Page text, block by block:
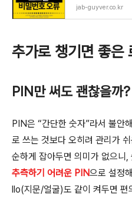
jab-guyver.co.kr
추가로 챙기면 좋은
PIN만 써도 괜찮을까?
PIN은 “간단한 숫자”라서 불안
로 쓰는 것보다 오히려 관리가
순하게 잡아두면 의미가 없으니
추측하기 어려운 PIN으로 설정
llo(지문/얼굴)도 같이 켜두면